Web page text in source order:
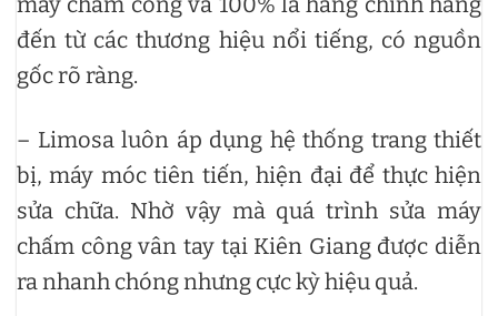
đến từ các thương hiệu nổi tiếng, có nguồn
gốc rõ ràng.
– Limosa luôn áp dụng hệ thống trang thiết
bị, máy móc tiên tiến, hiện đại để thực hiện
sửa chữa. Nhờ vậy mà quá trình sửa máy
chấm công vân tay tại Kiên Giang được diễn
ra nhanh chóng nhưng cực kỳ hiệu quả.